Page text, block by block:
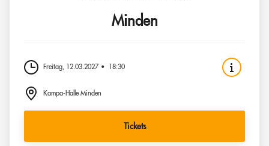
Minden
Freitag, 12.03.2027 18:30
Kampa-Halle Minden
Tickets